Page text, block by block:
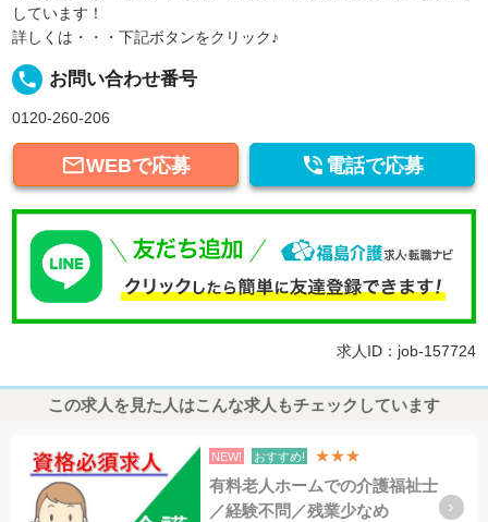
しています！
詳しくは・・・下記ボタンをクリック♪
local_phone お問い合わせ番号
0120-260-206
WEBで応募  電話で応募
求人ID：job-157724
この求人を見た人はこんな求人もチェックしています
NEW! おすすめ! ★★★
有料老人ホームでの介護福祉士
／経験不問／残業少なめ